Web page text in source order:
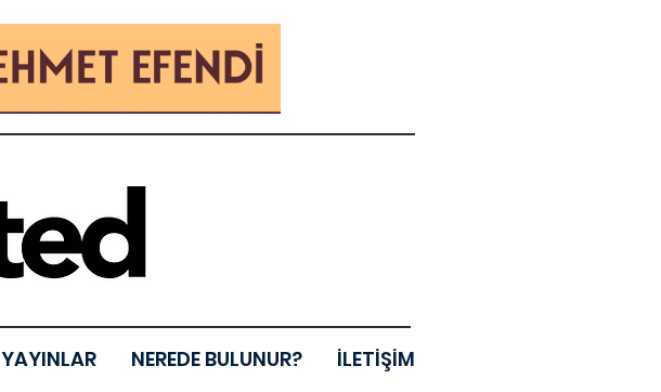
YAYINLAR NEREDE BULUNUR? İLETİŞİM